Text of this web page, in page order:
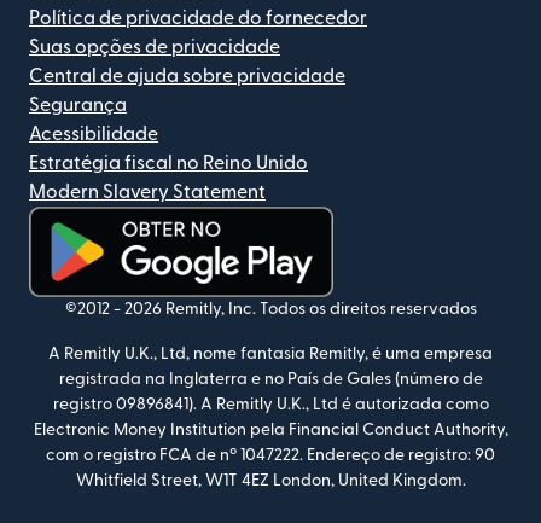
Política de privacidade do fornecedor
Suas opções de privacidade
Central de ajuda sobre privacidade
Segurança
Acessibilidade
Estratégia fiscal no Reino Unido
Modern Slavery Statement
(abre em uma nova janela)
©2012 - 2026 Remitly, Inc. Todos os direitos reservados
A Remitly U.K., Ltd, nome fantasia Remitly, é uma empresa
registrada na Inglaterra e no País de Gales (número de
registro 09896841). A Remitly U.K., Ltd é autorizada como
Electronic Money Institution pela Financial Conduct Authority,
com o registro FCA de nº 1047222. Endereço de registro: 90
Whitfield Street, W1T 4EZ London, United Kingdom.